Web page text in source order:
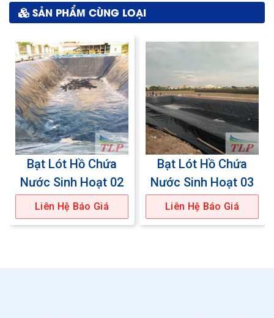
SẢN PHẨM CÙNG LOẠI
Bạt Lót Hồ Chứa
Nước Sinh Hoạt 02
Liên Hệ Báo Giá
Bạt Lót Hồ Chứa
Nước Sinh Hoạt 03
Liên Hệ Báo Giá